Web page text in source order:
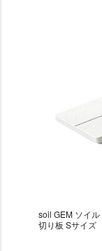
soil GEM ソイ
切り板 Sサイズ